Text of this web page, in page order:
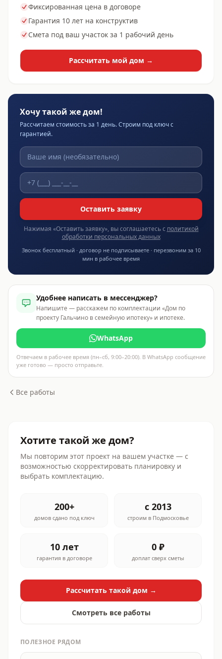
Фиксированная цена в договоре
Гарантия 10 лет на конструктив
Смета под ваш участок за 1 рабочий день
Рассчитать мой дом →
Хочу такой же дом!
Рассчитаем стоимость за 1 день. Строим под ключ с
гарантией.
Оставить заявку
Нажимая «Оставить заявку», вы соглашаетесь с политикой
обработки персональных данных
Звонок бесплатный · договор не подписываете · перезвоним за 10
мин в рабочее время
Удобнее написать в мессенджер?
Напишите — расскажем по комплектации «Дом по
проекту Гальчино в семейную ипотеку» и ипотеке.
WhatsApp
Отвечаем в рабочее время (пн–сб, 9:00–20:00). В WhatsApp сообщение
уже готово — просто отправьте.
Все работы
Хотите такой же дом?
Мы повторим этот проект на вашем участке — с
возможностью скорректировать планировку и
выбрать комплектацию.
200+
домов сдано под ключ
с 2013
строим в Подмосковье
10 лет
гарантия в договоре
0 ₽
доплат сверх сметы
Рассчитать такой дом →
Смотреть все работы
ПОЛЕЗНОЕ РЯДОМ